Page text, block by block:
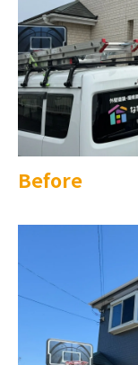
Before